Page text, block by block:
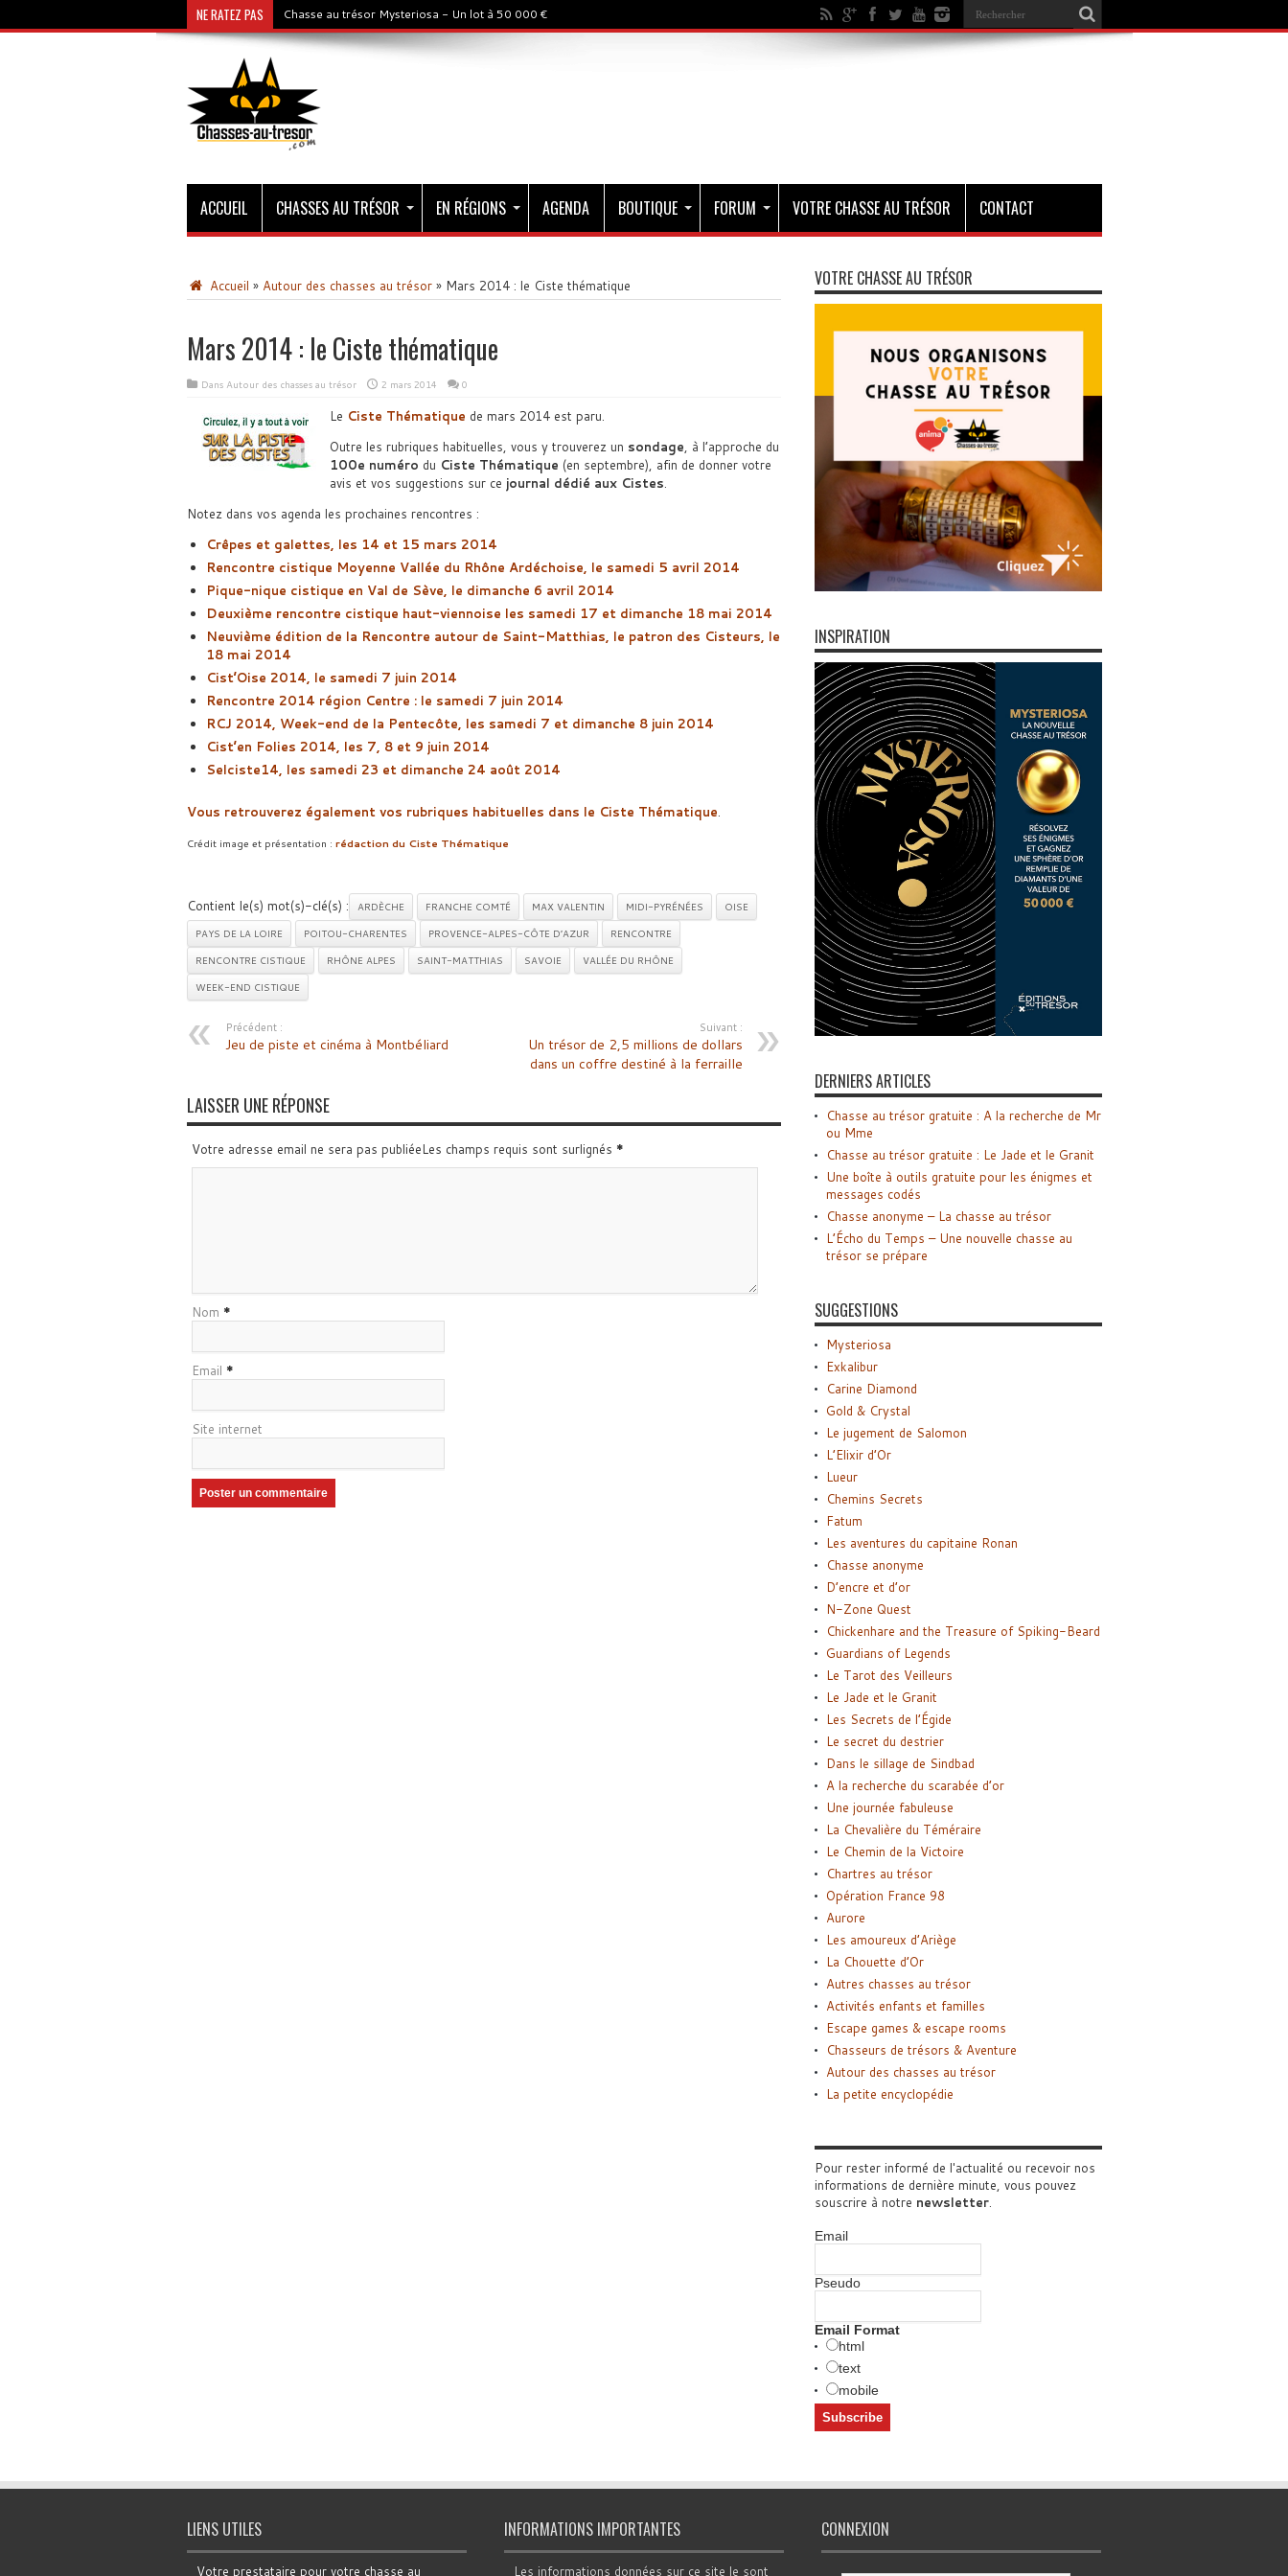
NE RATEZ PAS Chasse au trésor Mysteriosa - Un lot à 50 000 €
ACCUEIL CHASSES AU TRÉSOR EN RÉGIONS AGENDA BOUTIQUE FORUM VOTRE CHASSE AU TRÉSOR CONTACT
Accueil » Autour des chasses au trésor » Mars 2014 : le Ciste thématique
Mars 2014 : le Ciste thématique
Dans Autour des chasses au trésor 2 mars 2014 0
Le Ciste Thématique de mars 2014 est paru.
Outre les rubriques habituelles, vous y trouverez un sondage, à l’approche du
100e numéro du Ciste Thématique (en septembre), afin de donner votre
avis et vos suggestions sur ce journal dédié aux Cistes.
Notez dans vos agenda les prochaines rencontres :
Crêpes et galettes, les 14 et 15 mars 2014
Rencontre cistique Moyenne Vallée du Rhône Ardéchoise, le samedi 5 avril 2014
Pique-nique cistique en Val de Sève, le dimanche 6 avril 2014
Deuxième rencontre cistique haut-viennoise les samedi 17 et dimanche 18 mai 2014
Neuvième édition de la Rencontre autour de Saint-Matthias, le patron des Cisteurs, le
18 mai 2014
Cist’Oise 2014, le samedi 7 juin 2014
Rencontre 2014 région Centre : le samedi 7 juin 2014
RCJ 2014, Week-end de la Pentecôte, les samedi 7 et dimanche 8 juin 2014
Cist’en Folies 2014, les 7, 8 et 9 juin 2014
Selciste14, les samedi 23 et dimanche 24 août 2014
Vous retrouverez également vos rubriques habituelles dans le Ciste Thématique.
Crédit image et présentation : rédaction du Ciste Thématique
Contient le(s) mot(s)-clé(s) : ARDÈCHE FRANCHE COMTÉ MAX VALENTIN MIDI-PYRÉNÉES
OISE
PAYS DE LA LOIRE
POITOU-CHARENTES PROVENCE-ALPES-CÔTE D’AZUR
RENCONTRE
RENCONTRE CISTIQUE
RHÔNE ALPES SAINT-MATTHIAS SAVOIE
VALLÉE DU RHÔNE
WEEK-END CISTIQUE
Précédent :
Jeu de piste et cinéma à Montbéliard
Suivant :
Un trésor de 2,5 millions de dollars
dans un coffre destiné à la ferraille
LAISSER UNE RÉPONSE
Votre adresse email ne sera pas publiéeLes champs requis sont surlignés *
Nom *
Email *
Site internet
VOTRE CHASSE AU TRÉSOR
INSPIRATION
DERNIERS ARTICLES
Chasse au trésor gratuite : A la recherche de Mr
ou Mme
Chasse au trésor gratuite : Le Jade et le Granit
Une boîte à outils gratuite pour les énigmes et
messages codés
Chasse anonyme – La chasse au trésor
L’Écho du Temps – Une nouvelle chasse au
trésor se prépare
SUGGESTIONS
Mysteriosa
Exkalibur
Carine Diamond
Gold & Crystal
Le jugement de Salomon
L’Elixir d’Or
Lueur
Chemins Secrets
Fatum
Les aventures du capitaine Ronan
Chasse anonyme
D’encre et d’or
N-Zone Quest
Chickenhare and the Treasure of Spiking-Beard
Guardians of Legends
Le Tarot des Veilleurs
Le Jade et le Granit
Les Secrets de l’Égide
Le secret du destrier
Dans le sillage de Sindbad
A la recherche du scarabée d’or
Une journée fabuleuse
La Chevalière du Téméraire
Le Chemin de la Victoire
Chartres au trésor
Opération France 98
Aurore
Les amoureux d’Ariège
La Chouette d’Or
Autres chasses au trésor
Activités enfants et familles
Escape games & escape rooms
Chasseurs de trésors & Aventure
Autour des chasses au trésor
La petite encyclopédie
Pour rester informé de l'actualité ou recevoir nos
informations de dernière minute, vous pouvez
souscrire à notre newsletter.
Email
Pseudo
Email Format
html
text
mobile
LIENS UTILES
Votre prestataire pour votre chasse au
INFORMATIONS IMPORTANTES
Les informations données sur ce site le sont
CONNEXION